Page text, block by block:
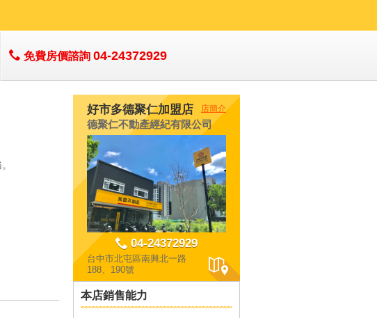
免費房價諮詢 04-24372929
好市多德聚仁加盟店 店簡介
德聚仁不動產經紀有限公司
04-24372929
台中市北屯區南興北一路
188、190號
本店銷售能力